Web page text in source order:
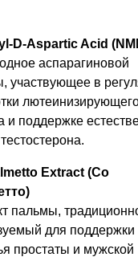
D-Aspartic Acid
аспарагиновой
участвующее в
и поддержке
Extract (Со
пальмы,
для поддержки
простаты и мужской